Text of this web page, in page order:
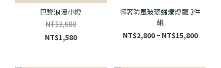
巴黎浪漫小燈
NT$3,680
NT$1,580
輕奢防風玻璃蠟燭燈籠 3件
組
NT$2,800 ~ NT$15,800